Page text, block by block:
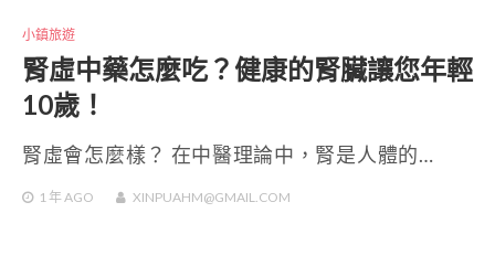
小鎮旅遊
腎虛中藥怎麼吃？健康的腎臟讓您年輕
10歲！
腎虛會怎麼樣？ 在中醫理論中，腎是人體的…
1 年 AGO XINPUAHM@GMAIL.COM